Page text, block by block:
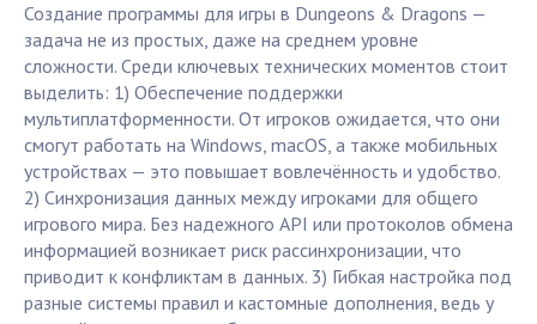
Создание программы для игры в Dungeons & Dragons —
задача не из простых, даже на среднем уровне
сложности. Среди ключевых технических моментов стоит
выделить: 1) Обеспечение поддержки
мультиплатформенности. От игроков ожидается, что они
смогут работать на Windows, macOS, а также мобильных
устройствах — это повышает вовлечённость и удобство.
2) Синхронизация данных между игроками для общего
игрового мира. Без надежного API или протоколов обмена
информацией возникает риск рассинхронизации, что
приводит к конфликтам в данных. 3) Гибкая настройка под
разные системы правил и кастомные дополнения, ведь у